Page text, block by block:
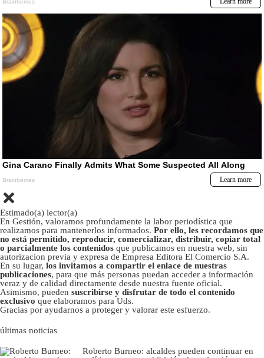
Estimado(a) lector(a)
En Gestión, valoramos profundamente la labor periodística que
realizamos para mantenerlos informados. Por ello, les recordamos que
no está permitido, reproducir, comercializar, distribuir, copiar total
o parcialmente los contenidos que publicamos en nuestra web, sin
autorizacion previa y expresa de Empresa Editora El Comercio S.A.
En su lugar, los invitamos a compartir el enlace de nuestras
publicaciones, para que más personas puedan acceder a información
veraz y de calidad directamente desde nuestra fuente oficial.
Asimismo, pueden suscribirse y disfrutar de todo el contenido
exclusivo que elaboramos para Uds.
Gracias por ayudarnos a proteger y valorar este esfuerzo.
últimas noticias
Roberto Burneo: alcaldes pueden continuar en